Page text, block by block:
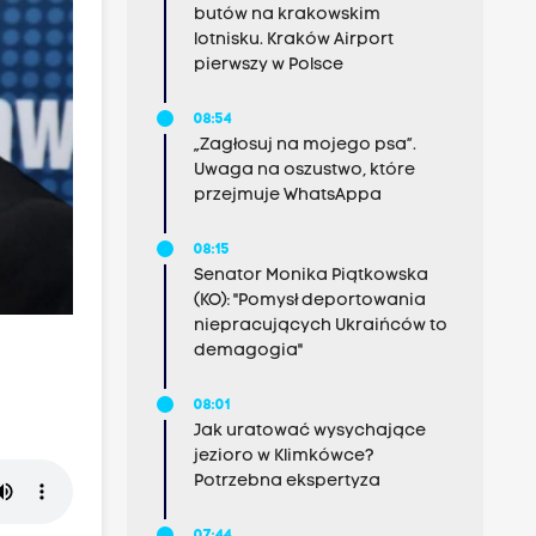
butów na krakowskim
lotnisku. Kraków Airport
pierwszy w Polsce
08:54
„Zagłosuj na mojego psa”.
Uwaga na oszustwo, które
przejmuje WhatsAppa
08:15
Senator Monika Piątkowska
(KO): "Pomysł deportowania
niepracujących Ukraińców to
demagogia"
08:01
Jak uratować wysychające
jezioro w Klimkówce?
Potrzebna ekspertyza